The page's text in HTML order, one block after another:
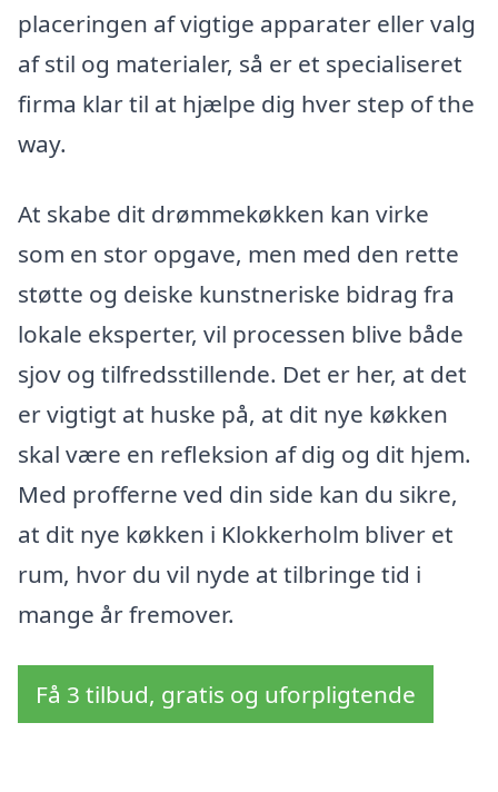
placeringen af vigtige apparater eller valg
af stil og materialer, så er et specialiseret
firma klar til at hjælpe dig hver step of the
way.
At skabe dit drømmekøkken kan virke
som en stor opgave, men med den rette
støtte og deiske kunstneriske bidrag fra
lokale eksperter, vil processen blive både
sjov og tilfredsstillende. Det er her, at det
er vigtigt at huske på, at dit nye køkken
skal være en refleksion af dig og dit hjem.
Med profferne ved din side kan du sikre,
at dit nye køkken i Klokkerholm bliver et
rum, hvor du vil nyde at tilbringe tid i
mange år fremover.
Få 3 tilbud, gratis og uforpligtende